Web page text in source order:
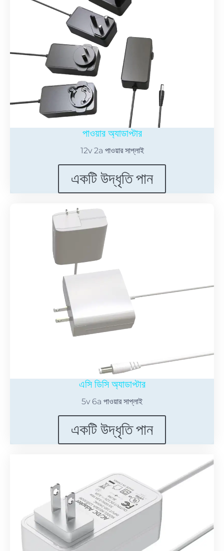
পাওয়ার অ্যাডাপ্টার
12v 2a পাওয়ার সাপ্লাই
একটি উদ্ধৃতি পান
এসি ডিসি অ্যাডাপ্টার
5v 6a পাওয়ার সাপ্লাই
একটি উদ্ধৃতি পান